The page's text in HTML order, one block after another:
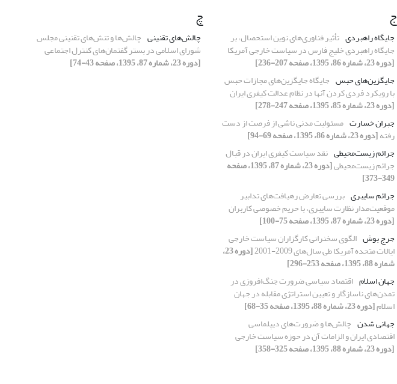
ج
جایگاه راهبردی تأثیر فناوری‌های نوین استحصال، بر
جایگاه راهبردی خلیج فارس در سیاست خارجی آمریکا
[دوره 23، شماره 86، 1395، صفحه 207-236]
جایگزین‌های حبس جایگاه جایگزین‌های مجازات حبس
با رویکرد فردی کردن آنها در نظام عدالت کیفری ایران
[دوره 23، شماره 85، 1395، صفحه 247-278]
جبران خسارت مسئولیت مدنی ناشی از فرصت از دست
رفته[دوره 23، شماره 86، 1395، صفحه 69-94]
جرائم زیست‌محیطی نقد سیاست کیفری ایران در قبال
جرائم زیست‌محیطی [دوره 23، شماره 87، 1395، صفحه
349-373]
جرائم سایبری بررسی تعارض رهیافت‌های تدابیر
موقعیت‌مدار نظارت سایبری، با حریم خصوصی کاربران
[دوره 23، شماره 87، 1395، صفحه 75-100]
جرج بوش الگوی سخنرانی کارگزاران سیاست خارجی
ایالات متحده آمریکا طی سال‌های 2009-2001 [دوره 23،
شماره 88، 1395، صفحه 253-296]
جهان اسلام اقتصاد سیاسی ضرورت جنگ‌افروزی در
تمدن‌های ناسازگار و تعیین استراتژی مقابله در جهان
اسلام[دوره 23، شماره 88، 1395، صفحه 35-68]
جهانی‌ شدن چالش‌ها و ضرورت‌های دیپلماسی
اقتصادی ایران و الزامات آن در حوزه سیاست خارجی
[دوره 23، شماره 88، 1395، صفحه 325-358]
چ
چالش‌های تقنینی چالش‌ها و تنش‌های تقنینی مجلس
شورای اسلامی در بستر گفتمان‌های کنترل اجتماعی
[دوره 23، شماره 87، 1395، صفحه 43-74]